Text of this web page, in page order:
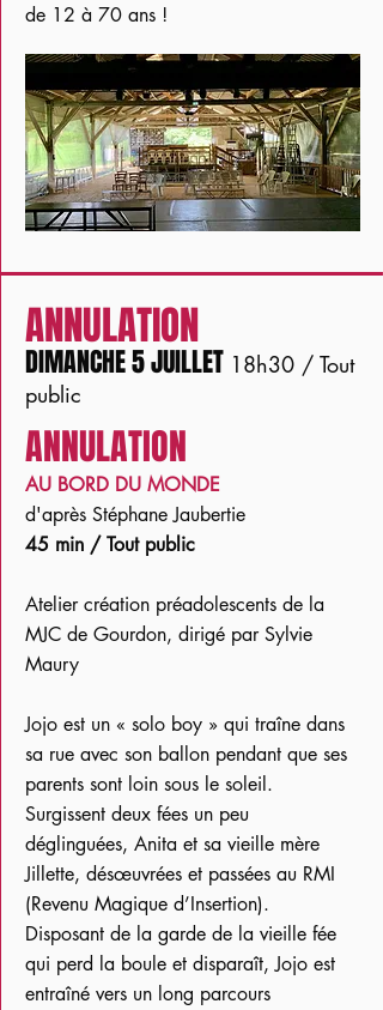
de 12 à 70 ans !
ANNULATION
DIMANCHE 5 JUILLET 18h30 / Tout
public
ANNULATION
AU BORD DU MONDE
d'après Stéphane Jaubertie
45 min / Tout public
Atelier création préadolescents de la
MJC de Gourdon, dirigé par Sylvie
Maury
Jojo est un « solo boy » qui traîne dans
sa rue avec son ballon pendant que ses
parents sont loin sous le soleil.
Surgissent deux fées un peu
déglinguées, Anita et sa vieille mère
Jillette, désœuvrées et passées au RMI
(Revenu Magique d’Insertion).
Disposant de la garde de la vieille fée
qui perd la boule et disparaît, Jojo est
entraîné vers un long parcours